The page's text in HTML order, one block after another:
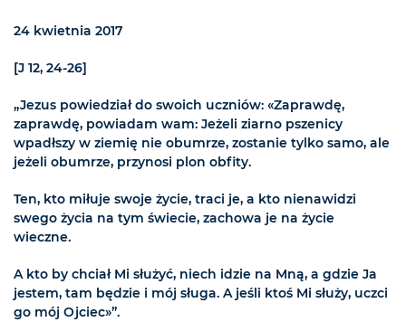
24 kwietnia 2017
[J 12, 24-26]
„Jezus powiedział do swoich uczniów: «Zaprawdę,
zaprawdę, powiadam wam: Jeżeli ziarno pszenicy
wpadłszy w ziemię nie obumrze, zostanie tylko samo, ale
jeżeli obumrze, przynosi plon obfity.
Ten, kto miłuje swoje życie, traci je, a kto nienawidzi
swego życia na tym świecie, zachowa je na życie
wieczne.
A kto by chciał Mi służyć, niech idzie na Mną, a gdzie Ja
jestem, tam będzie i mój sługa. A jeśli ktoś Mi służy, uczci
go mój Ojciec»”.